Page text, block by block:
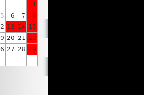
1
5 6 7
8
13 14 15
20 21 22
27 28 29